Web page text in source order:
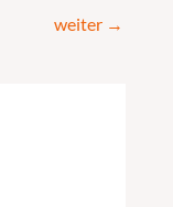
weiter →